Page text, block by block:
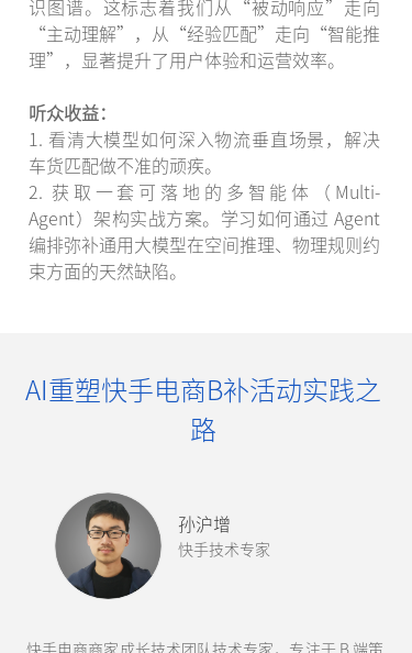
识图谱。这标志着我们从“被动响应”走向
“主动理解”，从“经验匹配”走向“智能推
理”，显著提升了用户体验和运营效率。
听众收益：
1. 看清大模型如何深入物流垂直场景，解决
车货匹配做不准的顽疾。
2. 获取一套可落地的多智能体（Multi-
Agent）架构实战方案。学习如何通过 Agent
编排弥补通用大模型在空间推理、物理规则约
束方面的天然缺陷。
孙沪增
快手技术专家
快手电商商家成长技术团队技术专家，专注于 B 端策
AI重塑快手电商B补活动实践之
路